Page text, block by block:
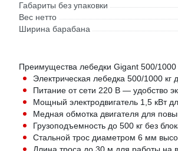
Габариты без упаковки
Вес нетто
Ширина барабана
Преимущества лебедки Gigant 500/1000
Электрическая лебедка 500/1000
Питание от сети 220 В — удобство
Мощный электродвигатель 1,5 кВт
Медная обмотка двигателя для
Грузоподъемность до 500 кг без
Стальной трос диаметром 6 мм